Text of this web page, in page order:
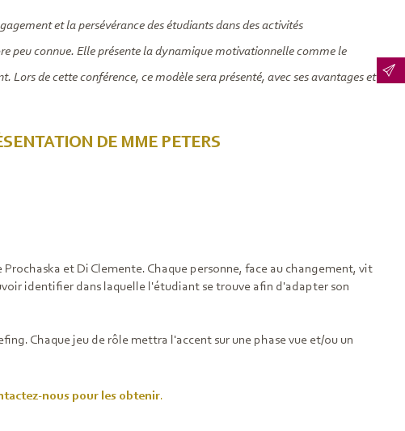
et la persévérance des étudiants dans des activités
peu connue. Elle présente la dynamique motivationnelle comme le
de cette conférence, ce modèle sera présenté, avec ses avantages et
DE MME PETERS
et Di Clemente. Chaque personne, face au changement, vit
identifier dans laquelle l'étudiant se trouve afin d'adapter son
Chaque jeu de rôle mettra l'accent sur une phase vue et/ou un
nous pour les obtenir.